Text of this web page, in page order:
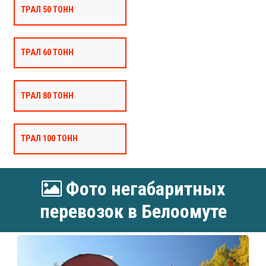
ТРАЛ 50 ТОНН
ТРАЛ 60 ТОНН
ТРАЛ 80 ТОНН
ТРАЛ 100 ТОНН
Фото негабаритных
перевозок в Белоомуте